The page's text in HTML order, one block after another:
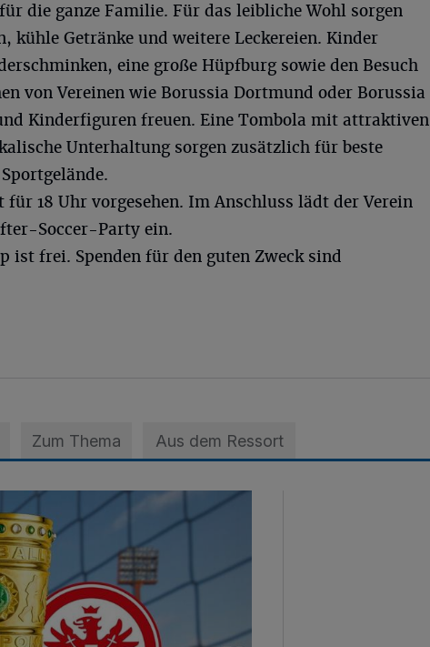
die ganze Familie. Für das leibliche Wohl sorgen
kühle Getränke und weitere Leckereien. Kinder
eine große Hüpfburg sowie den Besuch
von Vereinen wie Borussia Dortmund oder Borussia
Kinderfiguren freuen. Eine Tombola mit attraktiven
Unterhaltung sorgen zusätzlich für beste
für 18 Uhr vorgesehen. Im Anschluss lädt der Verein
Soccer-Party ein.
ist frei. Spenden für den guten Zweck sind
Zum Thema Aus dem Ressort
ist für Fans vom Niederrhein reserviert